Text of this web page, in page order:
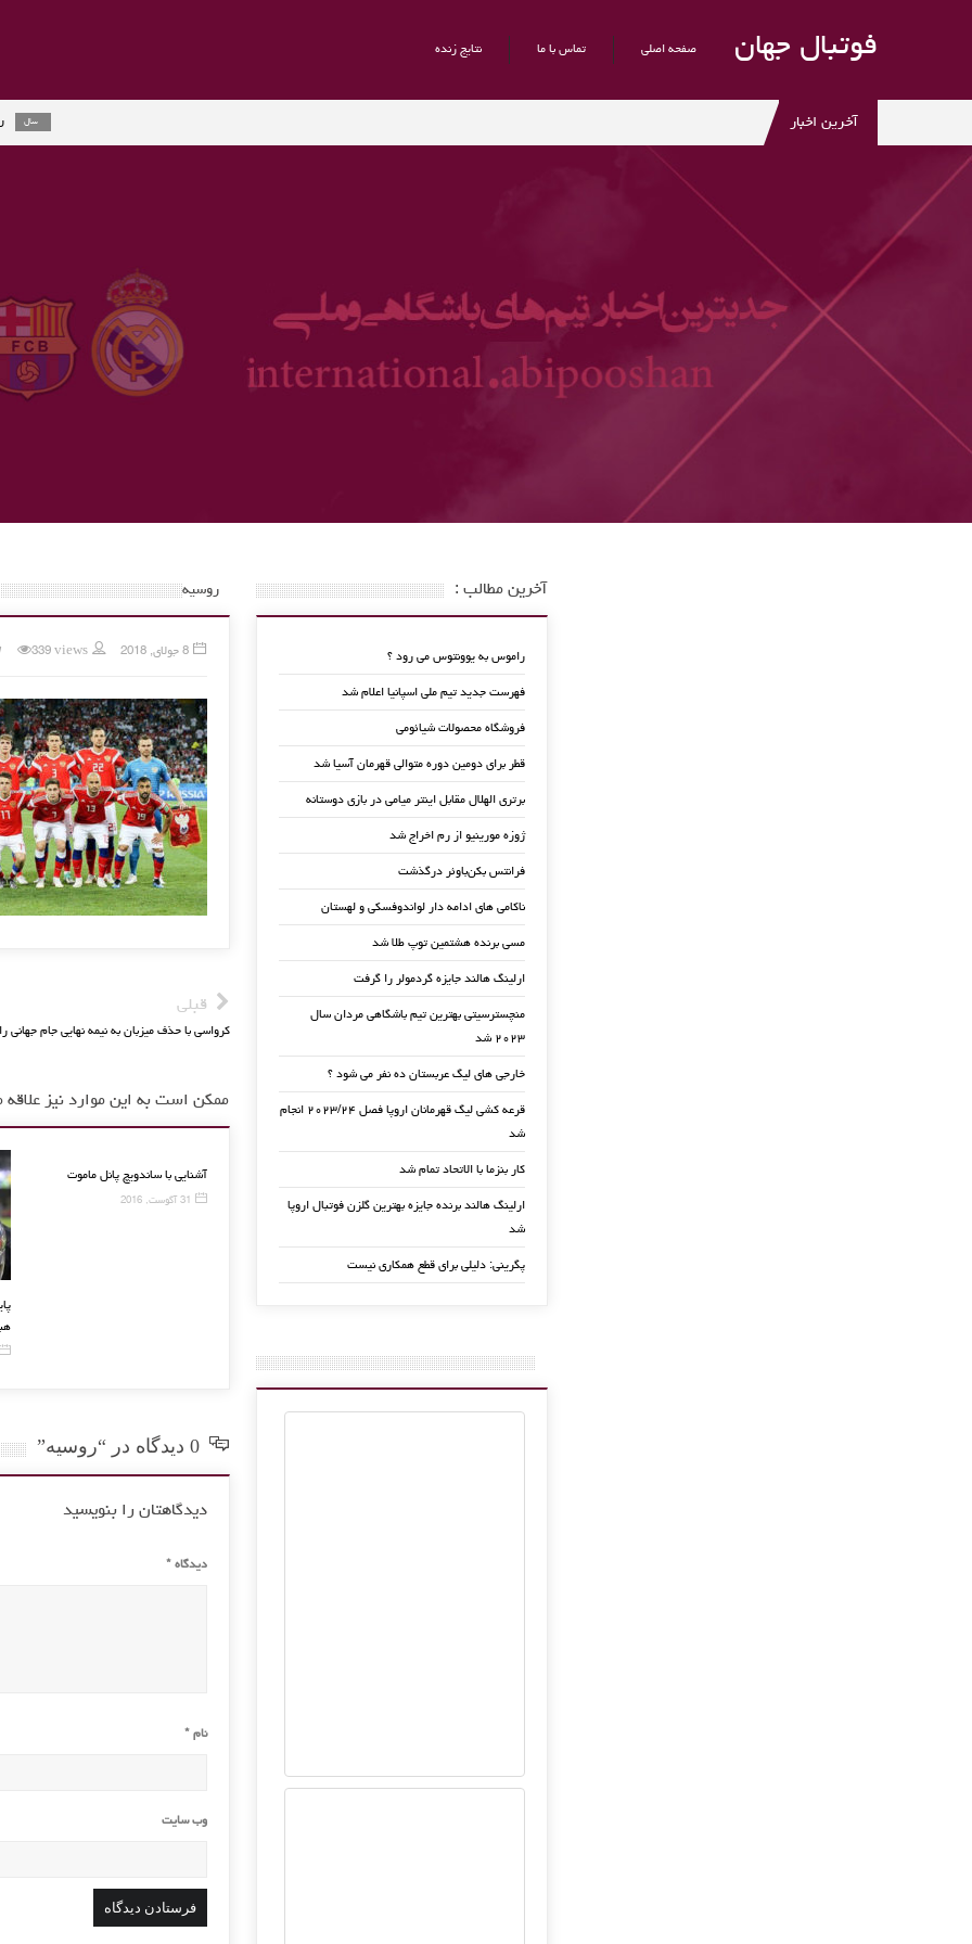
فوتبال جهان صفحه اصلی تماس با ما نتایج زنده
آخرین اخبار راموس به
ارلینگ هالند
روسیه
8 جولای, 2018 339 views
قبلی
کرواسی با حذف میزبان به نیمه نهایی جام جهانی
ممکن است به این موارد نیز علاقه
آشنایی با
دیدگاهتان را بنویسید
دیدگاه *
نام *
وب‌ سایت
آخرین مطالب :
راموس به یوونتوس می رود ؟
فهرست جدید تیم ملی اسپانیا اعلام شد
فروشگاه محصولات شیائومی
قطر برای دومین دوره متوالی قهرمان آسیا شد
برتری الهلال مقابل اینتر میامی در بازی دوستانه
ژوزه مورینیو از رم اخراج شد
فرانتس بکن‌باوئر درگذشت
ناکامی های ادامه دار لواندوفسکی و لهستان
مسی برنده هشتمین توپ طلا شد
ارلینگ هالند جایزه گردمولر را گرفت
منچسترسیتی بهترین تیم باشگاهی مردان سال
۲۰۲۳ شد
خارجی های لیگ عربستان ده نفر می شود ؟
قرعه کشی لیگ قهرمانان اروپا فصل ۲۰۲۳/۲۴ انجام
شد
کار بنزما با الاتحاد تمام شد
ارلینگ هالند برنده جایزه بهترین گلزن فوتبال اروپا
شد
پگرینی: دلیلی برای قطع همکاری نیست